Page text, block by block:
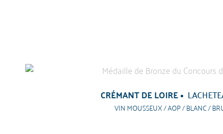
CRÉMANT DE LOIRE
VIN MOUSSEUX / AOP / BLANC /